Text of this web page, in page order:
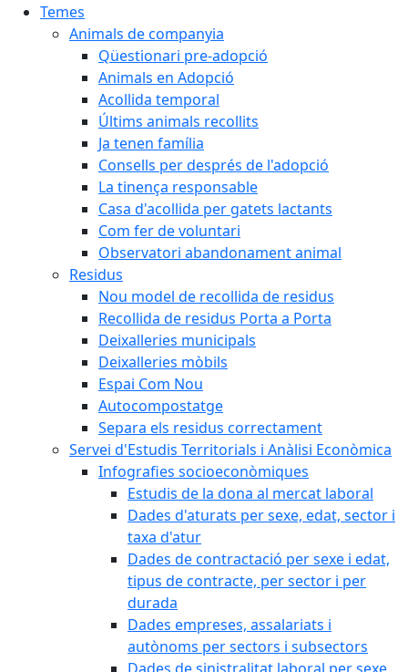
Temes
Animals de companyia
Qüestionari pre-adopció
Animals en Adopció
Acollida temporal
Últims animals recollits
Ja tenen família
Consells per després de l'adopció
La tinença responsable
Casa d'acollida per gatets lactants
Com fer de voluntari
Observatori abandonament animal
Residus
Nou model de recollida de residus
Recollida de residus Porta a Porta
Deixalleries municipals
Deixalleries mòbils
Espai Com Nou
Autocompostatge
Separa els residus correctament
Servei d'Estudis Territorials i Anàlisi Econòmica
Infografies socioeconòmiques
Estudis de la dona al mercat laboral
Dades d'aturats per sexe, edat, sector i
taxa d'atur
Dades de contractació per sexe i edat,
tipus de contracte, per sector i per
durada
Dades empreses, assalariats i
autònoms per sectors i subsectors